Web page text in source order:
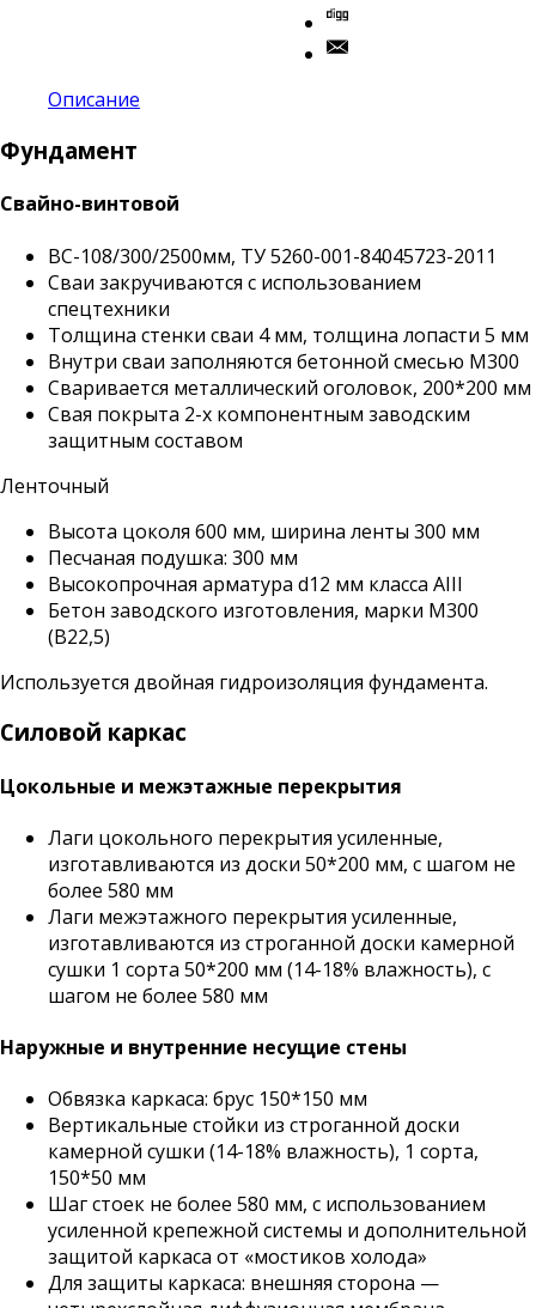
Описание
Фундамент
Свайно-винтовой
ВС-108/300/2500мм, ТУ 5260-001-84045723-2011
Сваи закручиваются с использованием
спецтехники
Толщина стенки сваи 4 мм, толщина лопасти 5 мм
Внутри сваи заполняются бетонной смесью М300
Сваривается металлический оголовок, 200*200 мм
Свая покрыта 2-х компонентным заводским
защитным составом
Ленточный
Высота цоколя 600 мм, ширина ленты 300 мм
Песчаная подушка: 300 мм
Высокопрочная арматура d12 мм класса АIII
Бетон заводского изготовления, марки М300
(B22,5)
Используется двойная гидроизоляция фундамента.
Силовой каркас
Цокольные и межэтажные перекрытия
Лаги цокольного перекрытия усиленные,
изготавливаются из доски 50*200 мм, с шагом не
более 580 мм
Лаги межэтажного перекрытия усиленные,
изготавливаются из строганной доски камерной
сушки 1 сорта 50*200 мм (14-18% влажность), с
шагом не более 580 мм
Наружные и внутренние несущие стены
Обвязка каркаса: брус 150*150 мм
Вертикальные стойки из строганной доски
камерной сушки (14-18% влажность), 1 сорта,
150*50 мм
Шаг стоек не более 580 мм, с использованием
усиленной крепежной системы и дополнительной
защитой каркаса от «мостиков холода»
Для защиты каркаса: внешняя сторона —